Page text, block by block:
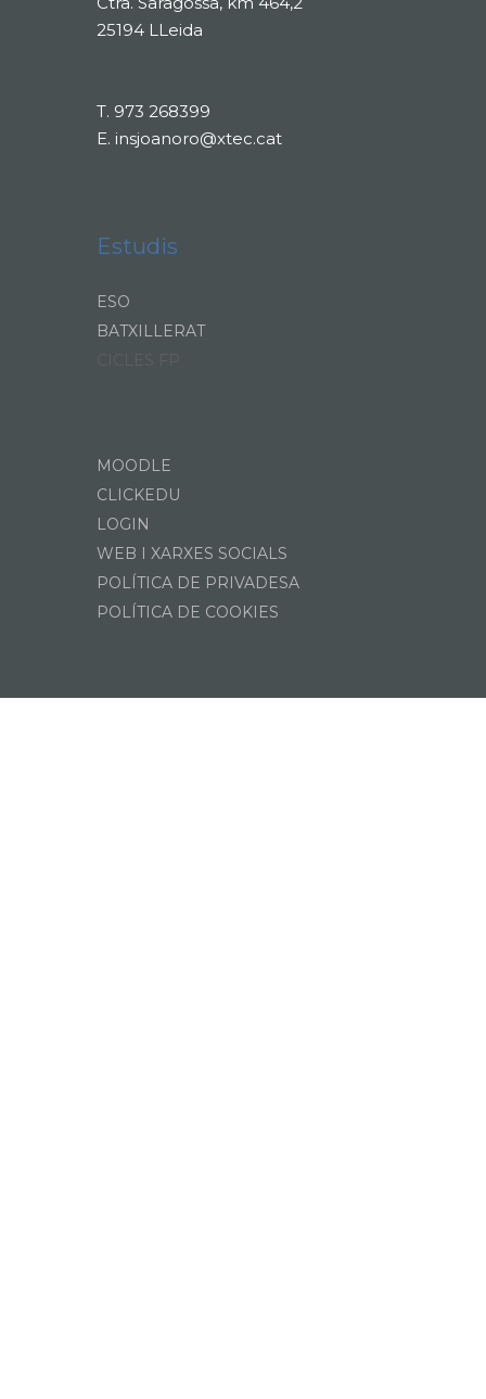
25194 LLeida
T. 973 268399
E. insjoanoro@xtec.cat
Estudis
ESO
BATXILLERAT
MOODLE
CLICKEDU
LOGIN
WEB I XARXES SOCIALS
POLÍTICA DE PRIVADESA
POLÍTICA DE COOKIES